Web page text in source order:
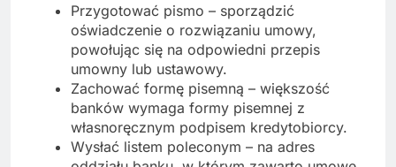
Przygotować pismo – sporządzić
oświadczenie o rozwiązaniu umowy,
powołując się na odpowiedni przepis
umowny lub ustawowy.
Zachować formę pisemną – większość
banków wymaga formy pisemnej z
własnoręcznym podpisem kredytobiorcy.
Wysłać listem poleconym – na adres